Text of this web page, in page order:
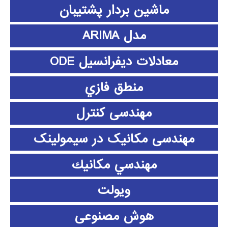
ماشین بردار پشتیبان
مدل ARIMA
معادلات دیفرانسیل ODE
منطق فازي
مهندسی کنترل
مهندسی مکانیک در سیمولینک
مهندسي مكانيك
ویولت
هوش مصنوعی